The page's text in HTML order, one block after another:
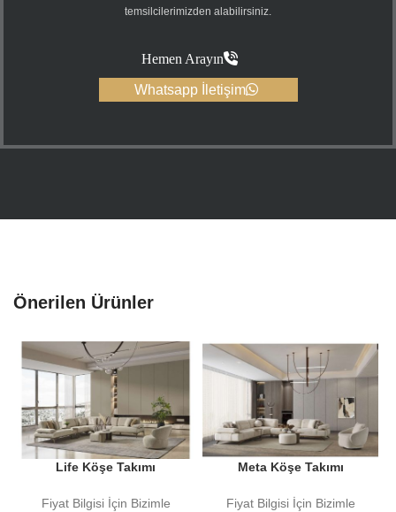
temsilcilerimizden alabilirsiniz.
Hemen Arayın
Whatsapp İletişim
Önerilen Ürünler
Life Köşe Takımı
Fiyat Bilgisi İçin Bizimle
Meta Köşe Takımı
Fiyat Bilgisi İçin Bizimle